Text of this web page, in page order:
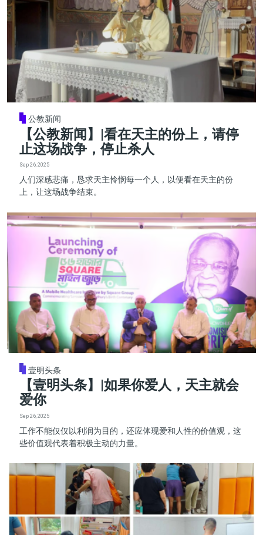
公教新闻
【公教新闻】|看在天主的份上，请停
止这场战争，停止杀人
Sep 26, 2025
人们深感悲痛，恳求天主怜悯每一个人，以便看在天主的份
上，让这场战争结束。
壹明头条
【壹明头条】|如果你爱人，天主就会
爱你
Sep 26, 2025
工作不能仅仅以利润为目的，还应体现爱和人性的价值观，这
些价值观代表着积极主动的力量。